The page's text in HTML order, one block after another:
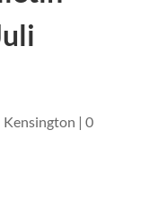
Kensington | 0